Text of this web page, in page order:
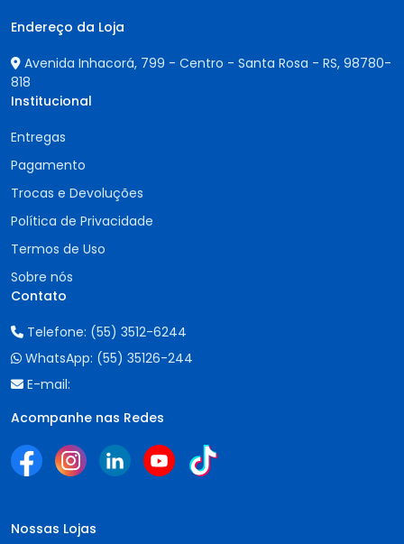
Endereço da Loja
Avenida Inhacorá, 799 - Centro - Santa Rosa - RS, 98780-
818
Institucional
Entregas
Pagamento
Trocas e Devoluções
Política de Privacidade
Termos de Uso
Sobre nós
Contato
Telefone: (55) 3512-6244
WhatsApp: (55) 35126-244
E-mail:
Acompanhe nas Redes
Nossas Lojas